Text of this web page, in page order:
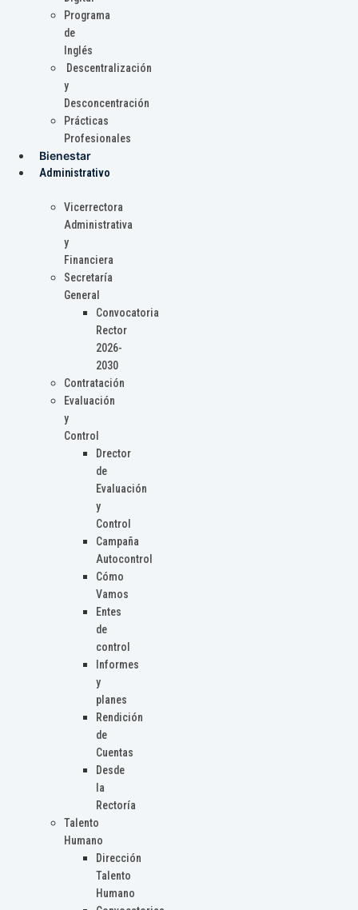
Programa
de
Inglés
Descentralización
y
Desconcentración
Prácticas
Profesionales
Bienestar
Administrativo
Vicerrectora
Administrativa
y
Financiera
Secretaría
General
Convocatoria
Rector
2026-
2030
Contratación
Evaluación
y
Control
Drector
de
Evaluación
y
Control
Campaña
Autocontrol
Cómo
Vamos
Entes
de
control
Informes
y
planes
Rendición
de
Cuentas
Desde
la
Rectoría
Talento
Humano
Dirección
Talento
Humano